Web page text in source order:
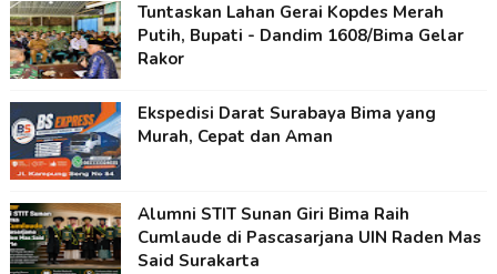
Tuntaskan Lahan Gerai Kopdes Merah
Putih, Bupati - Dandim 1608/Bima Gelar
Rakor
Ekspedisi Darat Surabaya Bima yang
Murah, Cepat dan Aman
Alumni STIT Sunan Giri Bima Raih
Cumlaude di Pascasarjana UIN Raden Mas
Said Surakarta